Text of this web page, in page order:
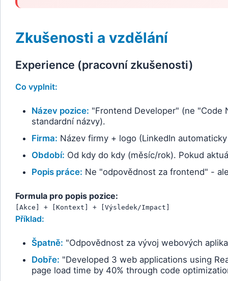
Zkušenosti a vzdělání
Experience (pracovní zkušenosti)
Co vyplnit:
Název pozice: "Frontend Developer" (ne
standardní názvy).
Firma: Název firmy + logo (LinkedIn
Období: Od kdy do kdy (měsíc/rok). Pokud
Popis práce: Ne "odpovědnost za frontend" -
Formula pro popis pozice:
[Akce] + [Kontext] + [Výsledek/Impact]
Příklad:
Špatně: "Odpovědnost za vývoj webových
Dobře: "Developed 3 web applications using
page load time by 40% through code